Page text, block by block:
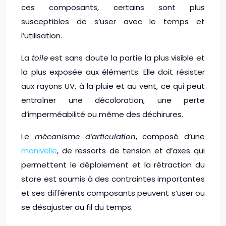
ces composants, certains sont plus
susceptibles de s’user avec le temps et
l’utilisation.
La toileest sans doute la partie la plus visible et
la plus exposée aux éléments. Elle doit résister
aux rayons UV, à la pluie et au vent, ce qui peut
entraîner une décoloration, une perte
d’imperméabilité ou même des déchirures.
Le mécanisme d’articulation, composé d’une
manivelle, de ressorts de tension et d’axes qui
permettent le déploiement et la rétraction du
store est soumis à des contraintes importantes
et ses différents composants peuvent s’user ou
se désajuster au fil du temps.